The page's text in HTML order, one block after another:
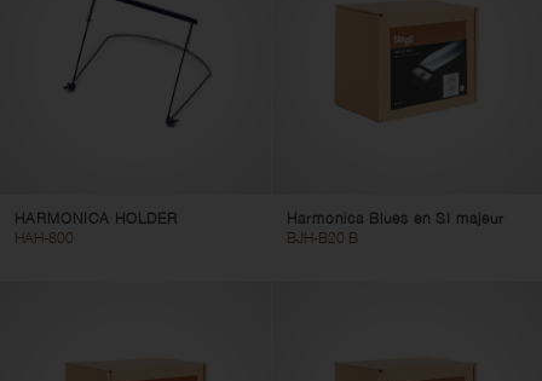
HARMONICA HOLDER
HAH-800
Harmonica Blues en SI majeur
BJH-B20 B